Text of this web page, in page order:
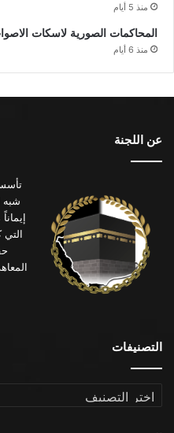
منذ 5 أيام
المحاكمات الصورية لاسكات
منذ 6 أيام
عن اللجنة
التي
التصنيفات
التصنيفات